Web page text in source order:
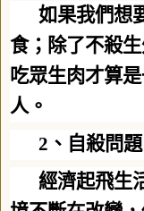
如果我們想
食；除了不殺
吃眾生肉才算
人。
2 、自殺問題
經濟起飛生